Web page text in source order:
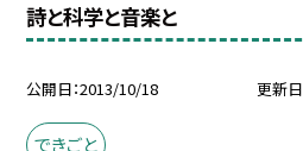
詩と科学と音楽と
公開日 2013/10/18 更新日
できごと